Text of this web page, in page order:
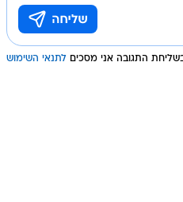
התגובה אני מסכים לתנאי השימוש